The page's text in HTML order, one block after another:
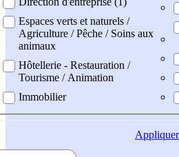
Espaces verts et naturels /
Agriculture / Pêche / Soins aux
animaux
Hôtellerie - Restauration /
Tourisme / Animation
Immobilier
Appliquer